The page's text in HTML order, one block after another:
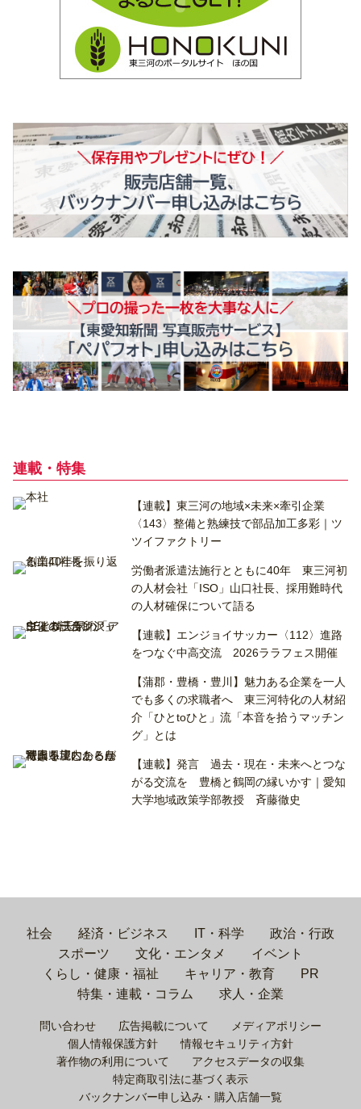
連載・特集
【連載】東三河の地域×未来×牽引企業
〈143〉整備と熟練技で部品加工多彩｜ツ
ツイファクトリー
労働者派遣法施行とともに40年 東三河初
の人材会社「ISO」山口社長、採用難時代
の人材確保について語る
【連載】エンジョイサッカー〈112〉進路
をつなぐ中高交流 2026ララフェス開催
【蒲郡・豊橋・豊川】魅力ある企業を一人
でも多くの求職者へ 東三河特化の人材紹
介「ひとtoひと」流「本音を拾うマッチン
グ」とは
【連載】発言 過去・現在・未来へとつな
がる交流を 豊橋と鶴岡の縁いかす｜愛知
大学地域政策学部教授 斉藤徹史
社会 経済・ビジネス IT・科学
政治・行政
スポーツ
文化・エンタメ
イベント
くらし・健康・福祉
キャリア・教育
PR
特集・連載・コラム
求人・企業
問い合わせ 広告掲載について
メディアポリシー
個人情報保護方針
情報セキュリティ方針
著作物の利用について
アクセスデータの収集
特定商取引法に基づく表示
バックナンバー申し込み・購入店舗一覧